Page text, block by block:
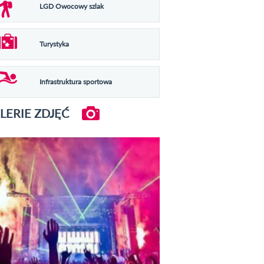
LGD Owocowy szlak
Turystyka
Infrastruktura sportowa
ZDJĘĆ